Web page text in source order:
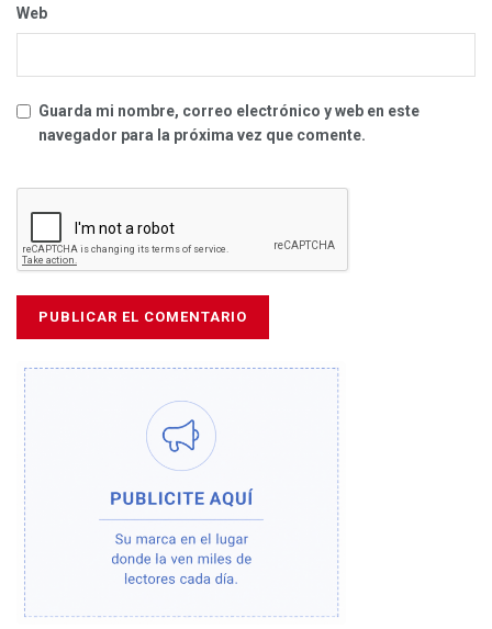
Web
Guarda mi nombre, correo electrónico y web en este
navegador para la próxima vez que comente.